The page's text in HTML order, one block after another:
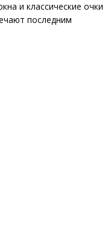
и классические очки
последним